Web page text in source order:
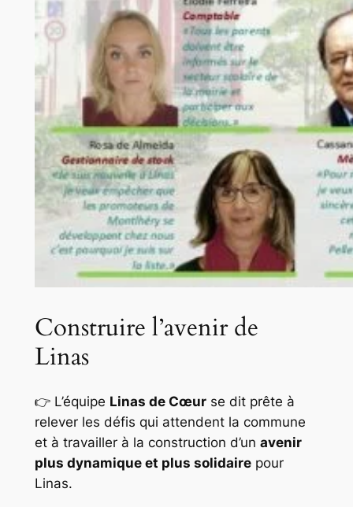
Construire l’avenir de
Linas
👉 L’équipe Linas de Cœurse dit prête à
relever les défis qui attendent la commune
et à travailler à la construction d’un avenir
plus dynamique et plus solidairepour
Linas.